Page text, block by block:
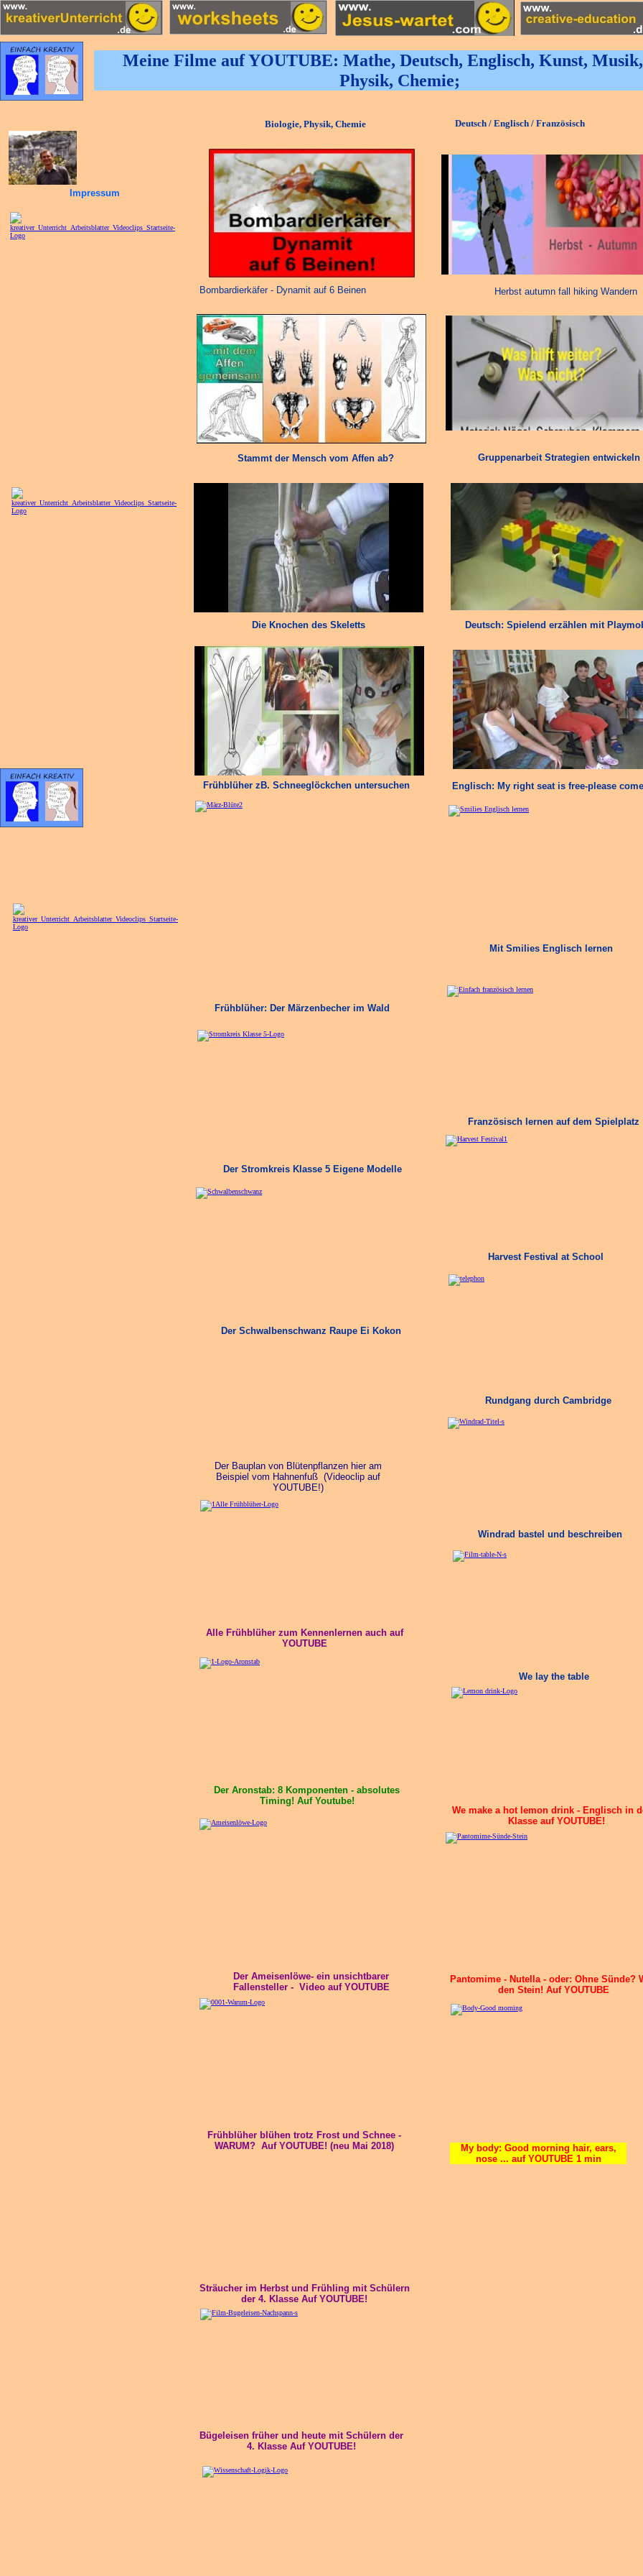
Meine Filme auf YOUTUBE: Mathe, Deutsch, Englisch, Kunst,
Physik, Chemie;
Impressum
Biologie, Physik, Chemie
Bombardierkäfer - Dynamit auf 6 Beinen
Stammt der Mensch vom Affen ab?
Die Knochen des Skeletts
Frühblüher zB. Schneeglöckchen untersuchen
Frühblüher: Der Märzenbecher im Wald
Der Stromkreis Klasse 5 Eigene Modelle
Der Schwalbenschwanz Raupe Ei Kokon
Der Bauplan von Blütenpflanzen hier am
Beispiel vom Hahnenfuß (Videoclip auf
YOUTUBE!)
Alle Frühblüher zum Kennenlernen auch auf
YOUTUBE
Der Aronstab: 8 Komponenten - absolutes
Timing! Auf Youtube!
Der Ameisenlöwe- ein unsichtbarer
Fallensteller - Video auf YOUTUBE
Frühblüher blühen trotz Frost und Schnee -
WARUM? Auf YOUTUBE! (neu Mai 2018)
Sträucher im Herbst und Frühling mit Schülern
der 4. Klasse Auf YOUTUBE!
Bügeleisen früher und heute mit Schülern der
4. Klasse Auf YOUTUBE!
Deutsch / Englisch / Französisch
Herbst autumn fall hiking Wandern
Gruppenarbeit Strategien entwickeln
Deutsch: Spielend erzählen mit
Englisch: My right seat is free-please
Mit Smilies Englisch lernen
Französisch lernen auf dem Spielplatz
Harvest Festival at School
Rundgang durch Cambridge
Windrad bastel und beschreiben
We lay the table
We make a hot lemon drink - Englisch in
Klasse auf YOUTUBE!
Pantomime - Nutella - oder: Ohne Sünde?
den Stein! Auf YOUTUBE
My body: Good morning hair, ears,
nose ... auf YOUTUBE 1 min